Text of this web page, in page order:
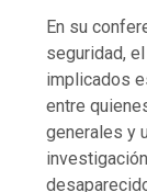
En su
seguridad,
implicados
entre
generales y